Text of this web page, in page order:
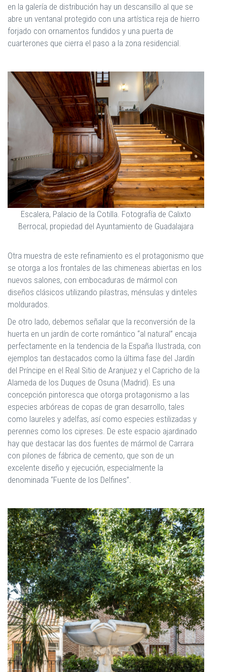
en la galería de distribución hay un descansillo al que se
abre un ventanal protegido con una artística reja de hierro
forjado con ornamentos fundidos y una puerta de
cuarterones que cierra el paso a la zona residencial.
Escalera, Palacio de la Cotilla. Fotografía de Calixto
Berrocal, propiedad del Ayuntamiento de Guadalajara
Otra muestra de este refinamiento es el protagonismo que
se otorga a los frontales de las chimeneas abiertas en los
nuevos salones, con embocaduras de mármol con
diseños clásicos utilizando pilastras, ménsulas y dinteles
moldurados.
De otro lado, debemos señalar que la reconversión de la
huerta en un jardín de corte romántico “al natural” encaja
perfectamente en la tendencia de la España Ilustrada, con
ejemplos tan destacados como la última fase del Jardín
del Príncipe en el Real Sitio de Aranjuez y el Capricho de la
Alameda de los Duques de Osuna (Madrid). Es una
concepción pintoresca que otorga protagonismo a las
especies arbóreas de copas de gran desarrollo, tales
como laureles y adelfas, así como especies estilizadas y
perennes como los cipreses. De este espacio ajardinado
hay que destacar las dos fuentes de mármol de Carrara
con pilones de fábrica de cemento, que son de un
excelente diseño y ejecución, especialmente la
denominada “Fuente de los Delfines”.